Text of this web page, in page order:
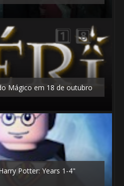
Mágico em 18 de outubro
Potter: Years 1-4"
1️⃣ 8️⃣
1️⃣ 8️⃣